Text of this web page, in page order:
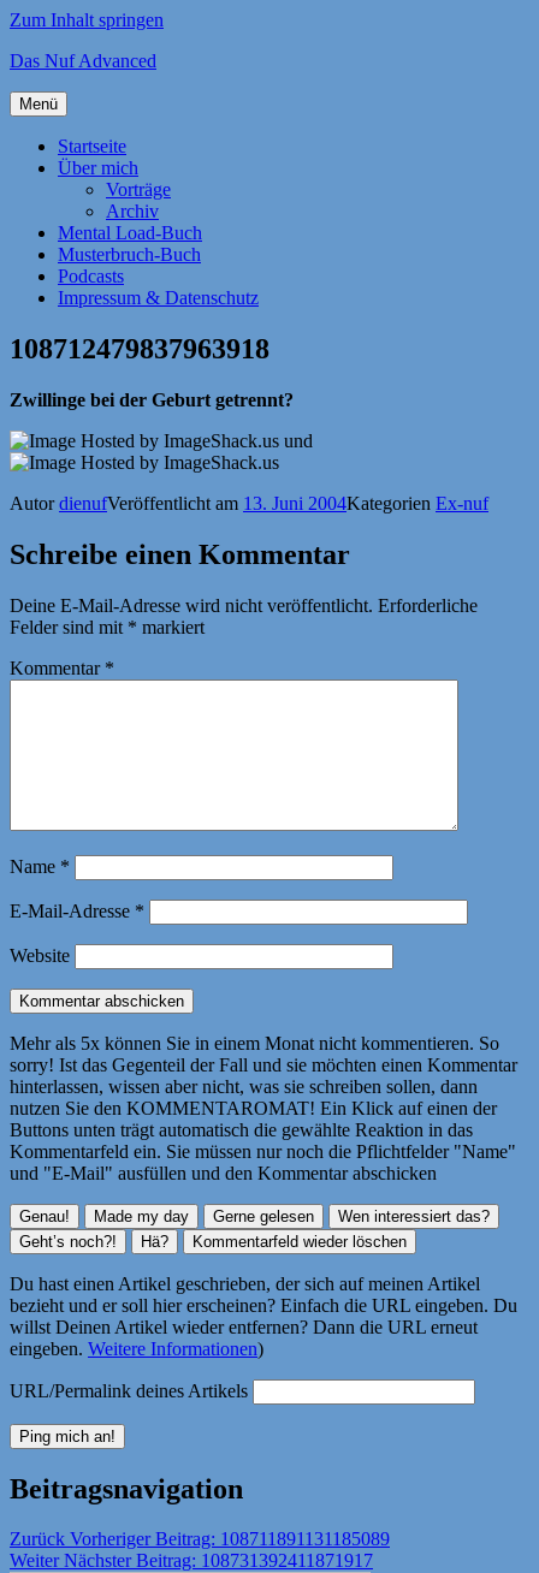
Zum Inhalt springen
Das Nuf Advanced
Menü
Startseite
Über mich
Vorträge
Archiv
Mental Load-Buch
Musterbruch-Buch
Podcasts
Impressum & Datenschutz
108712479837963918
Zwillinge bei der Geburt getrennt?
und
AutordienufVeröffentlicht am 13. Juni 2004Kategorien Ex-nuf
Schreibe einen Kommentar
Deine E-Mail-Adresse wird nicht veröffentlicht. Erforderliche
Felder sind mit * markiert
Kommentar *
Name *
E-Mail-Adresse *
Website
Mehr als 5x können Sie in einem Monat nicht kommentieren. So
sorry! Ist das Gegenteil der Fall und sie möchten einen Kommentar
hinterlassen, wissen aber nicht, was sie schreiben sollen, dann
nutzen Sie den KOMMENTAROMAT! Ein Klick auf einen der
Buttons unten trägt automatisch die gewählte Reaktion in das
Kommentarfeld ein. Sie müssen nur noch die Pflichtfelder "Name"
und "E-Mail" ausfüllen und den Kommentar abschicken
Du hast einen Artikel geschrieben, der sich auf meinen Artikel
bezieht und er soll hier erscheinen? Einfach die URL eingeben. Du
willst Deinen Artikel wieder entfernen? Dann die URL erneut
eingeben. Weitere Informationen)
URL/Permalink deines Artikels
Beitragsnavigation
Zurück Vorheriger Beitrag: 108711891131185089
Weiter Nächster Beitrag: 108731392411871917